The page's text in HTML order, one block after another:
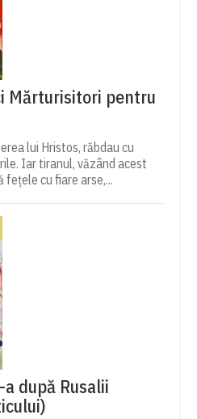
Mărturisitori pentru
lui Hristos, răbdau cu
Iar tiranul, văzând acest
fețele cu fiare arse,...
după Rusalii